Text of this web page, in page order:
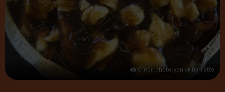
📸 Crédit photo : yanick Barrette